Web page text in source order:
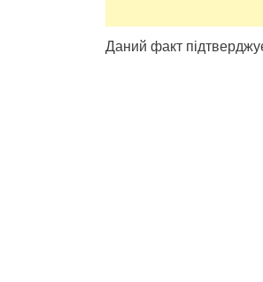
Даний факт